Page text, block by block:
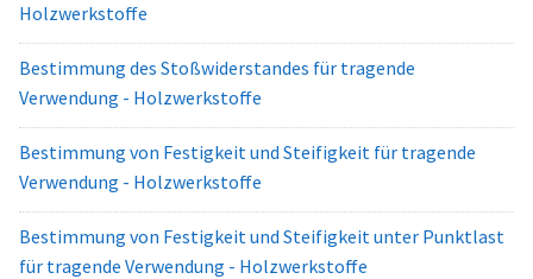
Holzwerkstoffe
Bestimmung des Stoßwiderstandes für tragende
Verwendung - Holzwerkstoffe
Bestimmung von Festigkeit und Steifigkeit für tragende
Verwendung - Holzwerkstoffe
Bestimmung von Festigkeit und Steifigkeit unter Punktlast
für tragende Verwendung - Holzwerkstoffe